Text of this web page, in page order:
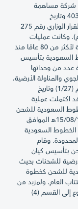
شركة مساهمة
سعودية بموجب السجل التجاري رقم 4030367493 وتاريخ
17/02/1441هـ (الموافق 16 أكتوبر 2019م)، والقرار الوزاري رقم 275
17/8/1442هـ (الموافق 30 مارس 2021م). وكانت عمليات
الشركة أساساً جزء من أعمال الخطوط السعودية لأكثر من 80 عامًا منذ
الخطوط السعودية بتأسيس
من وحداتها
والمناولة الأرضية،
وذلك وفقاً لقرار المجلس الاقتصادي الأعلى رقم (1/27) وتاريخ
14 مارس 2006م). وقد اكتملت عملية
الخطوط السعودية للشحن
بموجب المرسوم الملكي رقم م/70 بتاريخ 15/08/1428هـ الموافق
شركة الخطوط السعودية
وقام
بتأسيس كيان
للشحنات بحيث
للشحن كخطوة
العام. ولمزيد من
التفاصيل عن تاريخ الشركة وعملياتها، يرجى الرجوع إلى القسم (4)